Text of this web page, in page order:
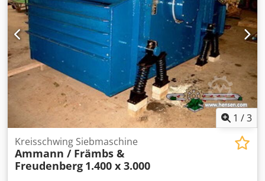
1 /3
Kreisschwing Siebmaschine
Ammann / Främbs &
Freudenberg 1.400 x 3.000